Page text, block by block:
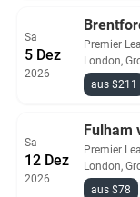
Sa
5 Dez
2026
Premier
London,
aus $211
Sa
12 Dez
2026
Fulham
Premier
London,
aus $78